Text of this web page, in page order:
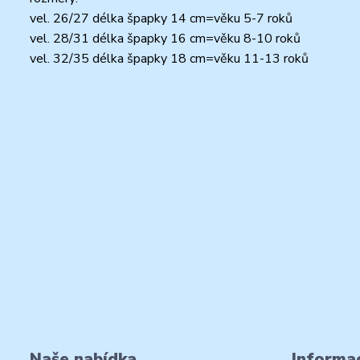
vel. 26/27 délka špapky 14 cm=věku 5-7 roků
vel. 28/31 délka špapky 16 cm=věku 8-10 roků
vel. 32/35 délka špapky 18 cm=věku 11-13 roků